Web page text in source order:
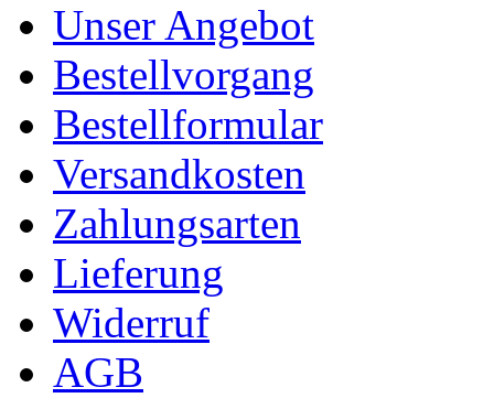
Unser Angebot
Bestellvorgang
Bestellformular
Versandkosten
Zahlungsarten
Lieferung
Widerruf
AGB